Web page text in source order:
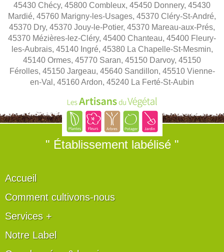
45430 Chécy, 45800 Combleux, 45450 Donnery, 45430
Mardié, 45760 Marigny-les-Usages, 45370 Cléry-St-André,
45370 Dry, 45370 Jouy-le-Potier, 45370 Mareau-aux-Prés,
45370 Mézières-lez-Cléry, 45400 Chanteau, 45400 Fleury-
les-Aubrais, 45140 Ingré, 45380 La Chapelle-St-Mesmin,
45140 Ormes, 45770 Saran, 45150 Darvoy, 45150
Férolles, 45150 Jargeau, 45640 Sandillon, 45510 Vienne-
en-Val, 45160 Ardon, 45240 La Ferté-St-Aubin
" Établissement labélisé "
Accueil
Comment cultivons-nous
Services +
Notre Label